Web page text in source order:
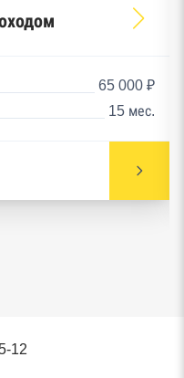
65 000 ₽
15 мес.
12